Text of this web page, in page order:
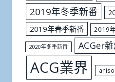
2019年冬季新番
2019年春季新番
2019
2020年冬季新番 ACGer
ACG業界